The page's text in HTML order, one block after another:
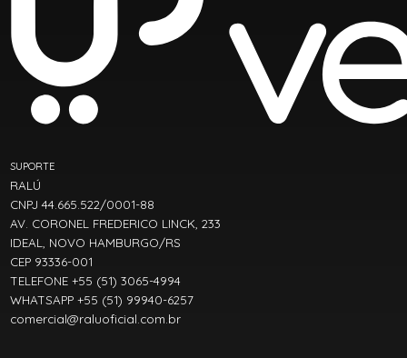
SUPORTE
RALÚ
CNPJ 44.665.522/0001-88
AV. CORONEL FREDERICO LINCK, 233
IDEAL, NOVO HAMBURGO/RS
CEP 93336-001
TELEFONE +55 (51) 3065-4994
WHATSAPP +55 (51) 99940-6257
comercial@raluoficial.com.br